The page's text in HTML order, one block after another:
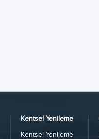
Kentsel Yenileme
Kentsel Yenileme